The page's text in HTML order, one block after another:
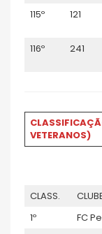
115º 121
116º 241
VETERANOS)
CLASS.
1º
FC